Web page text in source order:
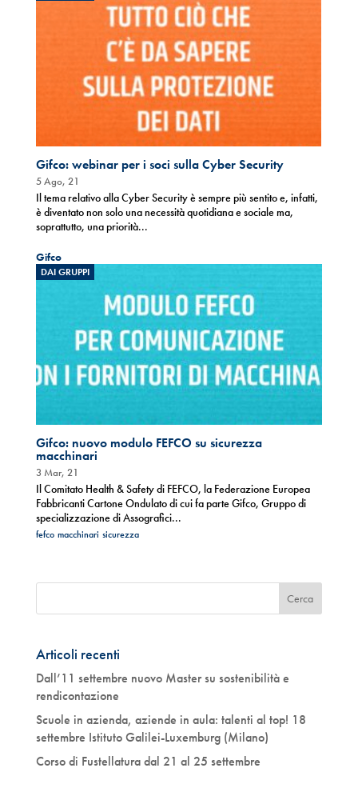
Gifco: webinar per i soci sulla Cyber Security
5 Ago, 21
Il tema relativo alla Cyber Security è sempre più sentito e, infatti,
è diventato non solo una necessità quotidiana e sociale ma,
soprattutto, una priorità...
Gifco
DAI GRUPPI
Gifco: nuovo modulo FEFCO su sicurezza
macchinari
3 Mar, 21
Il Comitato Health & Safety di FEFCO, la Federazione Europea
Fabbricanti Cartone Ondulato di cui fa parte Gifco, Gruppo di
specializzazione di Assografici...
fefco macchinari sicurezza
Articoli recenti
Dall’11 settembre nuovo Master su sostenibilità e
rendicontazione
Scuole in azienda, aziende in aula: talenti al top! 18
settembre Istituto Galilei-Luxemburg (Milano)
Corso di Fustellatura dal 21 al 25 settembre